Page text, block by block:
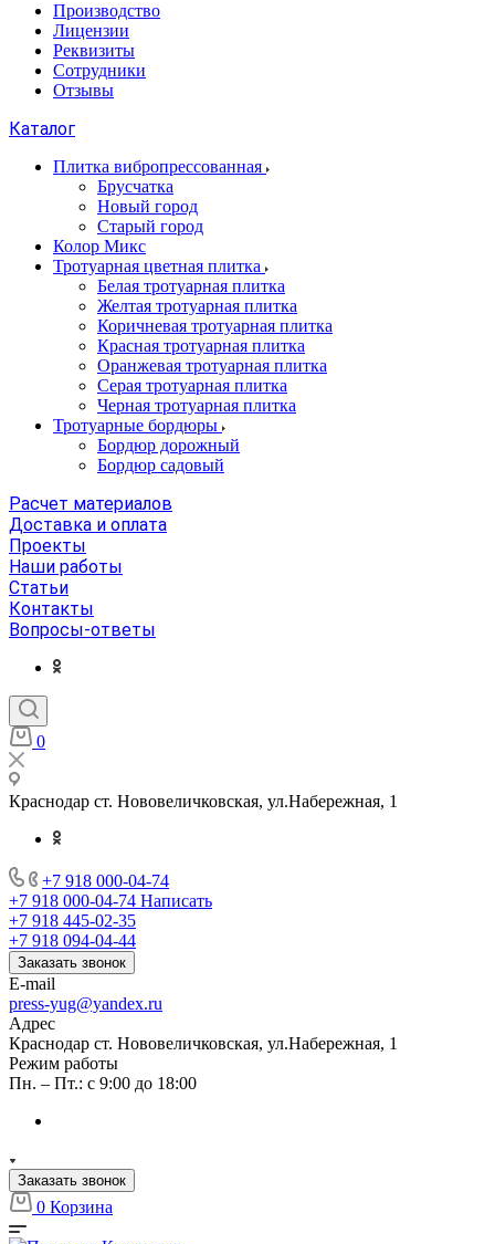
Производство
Лицензии
Реквизиты
Сотрудники
Отзывы
Каталог
Плитка вибропрессованная
Брусчатка
Новый город
Старый город
Колор Микс
Тротуарная цветная плитка
Белая тротуарная плитка
Желтая тротуарная плитка
Коричневая тротуарная плитка
Красная тротуарная плитка
Оранжевая тротуарная плитка
Серая тротуарная плитка
Черная тротуарная плитка
Тротуарные бордюры
Бордюр дорожный
Бордюр садовый
Расчет материалов
Доставка и оплата
Проекты
Наши работы
Статьи
Контакты
Вопросы-ответы
0
Краснодар ст. Нововеличковская, ул.Набережная, 1
+7 918 000-04-74
+7 918 000-04-74 Написать
+7 918 445-02-35
+7 918 094-04-44
Заказать звонок
E-mail
press-yug@yandex.ru
Адрес
Краснодар ст. Нововеличковская, ул.Набережная, 1
Режим работы
Пн. – Пт.: с 9:00 до 18:00
Заказать звонок
0 Корзина